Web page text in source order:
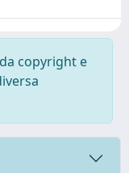
copyright e